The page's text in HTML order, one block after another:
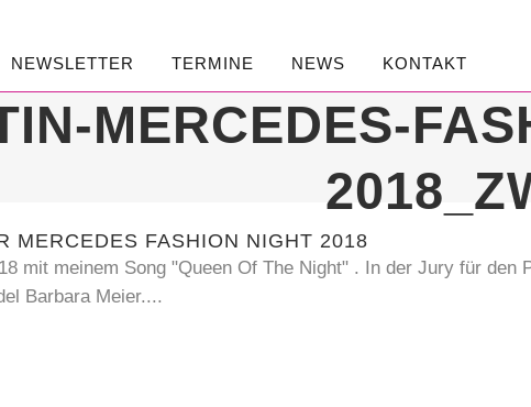
NEWSLETTER TERMINE NEWS KONTAKT
MERCEDES-
MERCEDES FASHION NIGHT 2018
mit meinem Song "Queen Of The Night" . In der Jury für den
Barbara Meier....